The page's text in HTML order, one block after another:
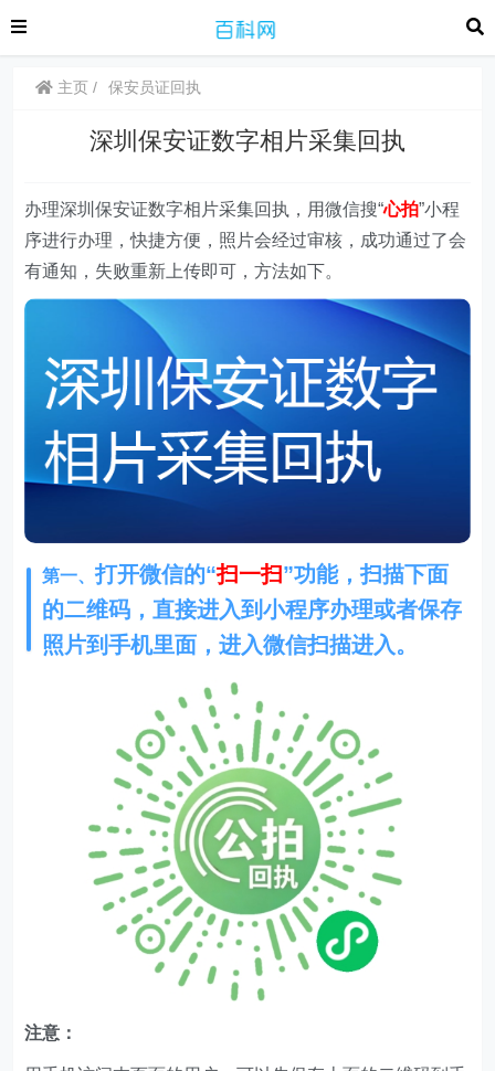
主页 保安员证回执
深圳保安证数字相片采集回执
办理深圳保安证数字相片采集回执，用微信搜“心拍”小程
序进行办理，快捷方便，照片会经过审核，成功通过了会
有通知，失败重新上传即可，方法如下。
第一、打开微信的“扫一扫”功能，扫描下面
的二维码，直接进入到小程序办理或者保存
照片到手机里面，进入微信扫描进入。
注意：